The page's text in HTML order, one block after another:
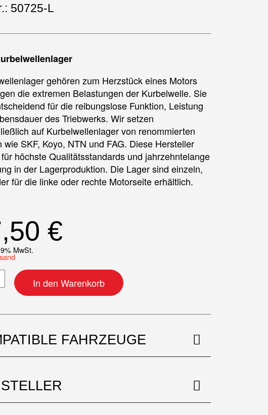
50725-L
gehören zum Herzstück eines Motors
die extremen Belastungen der Kurbelwelle. Sie
für die reibungslose Funktion, Leistung
des Triebwerks. Wir setzen
auf Kurbelwellenlager von renommierten
wie SKF, Koyo, NTN und FAG. Diese Hersteller
höchste Qualitätsstandards und jahrzehntelange
in der Lagerproduktion. Die Lager sind einzeln,
für die linke oder rechte Motorseite erhältlich.
€
MwSt.
links Menge
In den Warenkorb
FAHRZEUGE